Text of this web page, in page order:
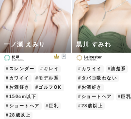
一ノ瀬 えみり
#スレンダー
#キレイ
#カワイイ
#モデル系
#お酒好き
#ゴルフOK
#150cm以下
#ショートヘア
#巨乳
#28歳以上
黒川 すみれ
#カワイイ
#清楚系
#タバコ吸わない
#お酒好き
#ショートヘア
#巨乳
#28歳以上